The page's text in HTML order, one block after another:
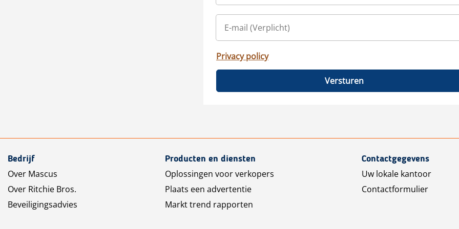
Privacy policy
Versturen
Bedrijf
Over Mascus
Over Ritchie Bros.
Beveiligingsadvies
Producten en diensten
Oplossingen voor verkopers
Plaats een advertentie
Markt trend rapporten
Contactgegevens
Uw lokale kantoor
Contactformulier